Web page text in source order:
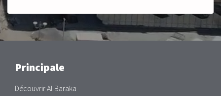
Main
Principale
Découvrir Al Baraka